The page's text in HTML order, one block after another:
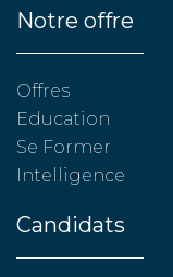
Notre offre
Offres
Education
Se Former
Intelligence
Candidats